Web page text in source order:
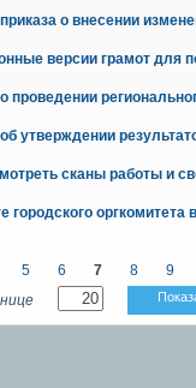
о внесении
версии грамот для
проведении
утверждении
сканы работы и
городского оргкомитета
5 6 7 8 9